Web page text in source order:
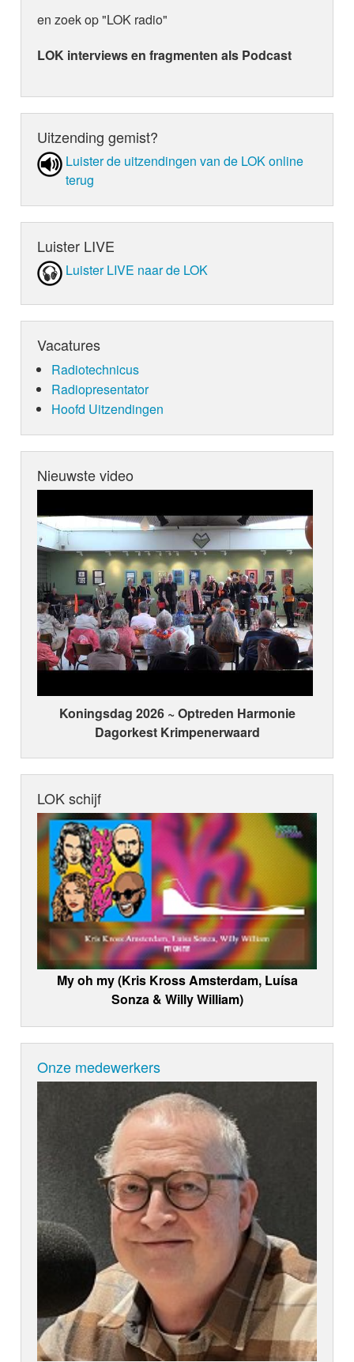
en zoek op "LOK radio"
LOK interviews en fragmenten als Podcast
Uitzending gemist?
Luister de uit­zen­din­gen van de LOK online
terug
Luister LIVE
Luister LIVE naar de LOK
Vacatures
Radiotechnicus
Radiopresentator
Hoofd Uitzendingen
Nieuwste video
Koningsdag 2026 ~ Optreden Harmonie
Dagorkest Krimpenerwaard
LOK schijf
My oh my (Kris Kross Amsterdam, Luísa
Sonza & Willy William)
Onze medewerkers